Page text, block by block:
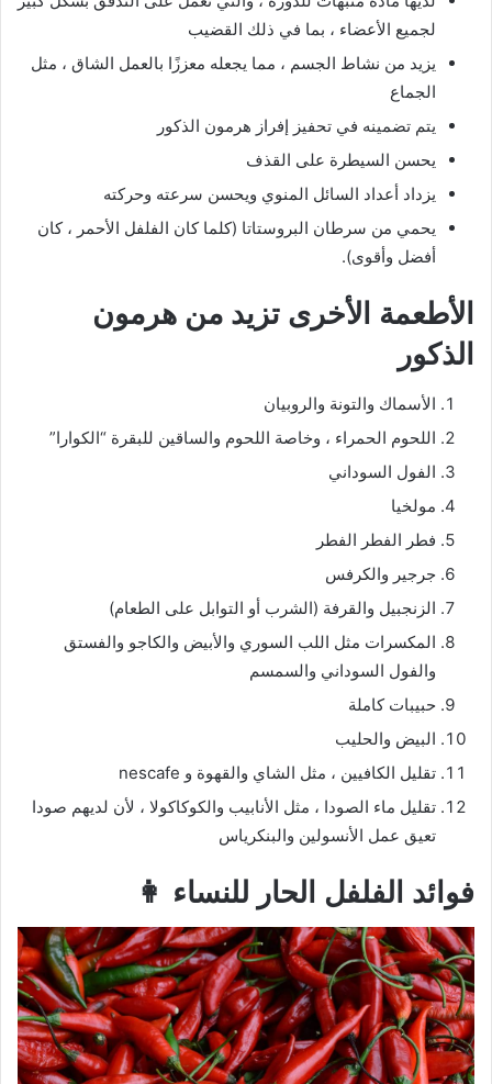
لجميع الأعضاء ، بما في ذلك القضيب
يزيد من نشاط الجسم ، مما يجعله معززًا بالعمل الشاق ، مثل
الجماع
يتم تضمينه في تحفيز إفراز هرمون الذكور
يحسن السيطرة على القذف
يزداد أعداد السائل المنوي ويحسن سرعته وحركته
يحمي من سرطان البروستاتا (كلما كان الفلفل الأحمر ، كان
أفضل وأقوى).
الأطعمة الأخرى تزيد من هرمون
الذكور
الأسماك والتونة والروبيان
اللحوم الحمراء ، وخاصة اللحوم والساقين للبقرة “الكوارا”
الفول السوداني
مولخيا
فطر الفطر الفطر
جرجير والكرفس
الزنجبيل والقرفة (الشرب أو التوابل على الطعام)
المكسرات مثل اللب السوري والأبيض والكاجو والفستق
والفول السوداني والسمسم
حبيبات كاملة
البيض والحليب
تقليل الكافيين ، مثل الشاي والقهوة و nescafe
تقليل ماء الصودا ، مثل الأنابيب والكوكاكولا ، لأن لديهم صودا
تعيق عمل الأنسولين والبنكرياس
فوائد الفلفل الحار للنساء 👩